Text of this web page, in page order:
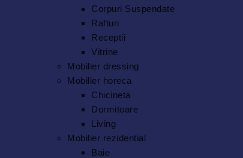
Corpuri Suspendate
Rafturi
Receptii
Vitrine
Mobilier dressing
Mobilier horeca
Chicineta
Dormitoare
Living
Mobilier rezidential
Baie